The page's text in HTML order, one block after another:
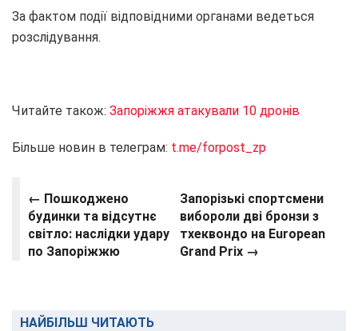
За фактом події відповідними органами ведеться
розслідування.
Читайте також: Запоріжжя атакували 10 дронів
Більше новин в телеграм: t.me/forpost_zp
← Пошкоджено
будинки та відсутнє
світло: наслідки удару
по Запоріжжю
Запорізькі спортсмени
вибороли дві бронзи з
тхеквондо на European
Grand Prix →
НАЙБІЛЬШ ЧИТАЮТЬ